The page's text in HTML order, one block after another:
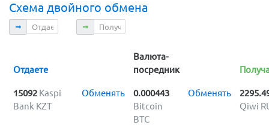
Схема двойного обмена
Отдаете Получаете
Отдаете
Валюта-
посредник
15092 Kaspi
Bank KZT
Обменять
0.000443
Bitcoin
BTC
Обменять
Qiwi